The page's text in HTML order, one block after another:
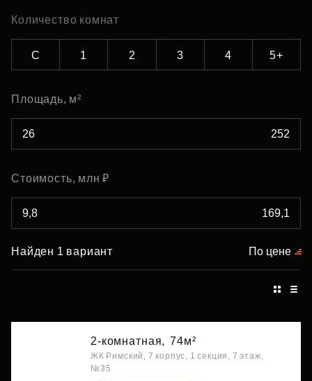
Количество комнат
С 1 2 3 4 5+
Площадь, м²
Стоимость, млн ₽
Найден 1 вариант По цене
2-комнатная, 74м²
ЖК Римский, 7 корпус, 1 секция, 7 этаж,
№35